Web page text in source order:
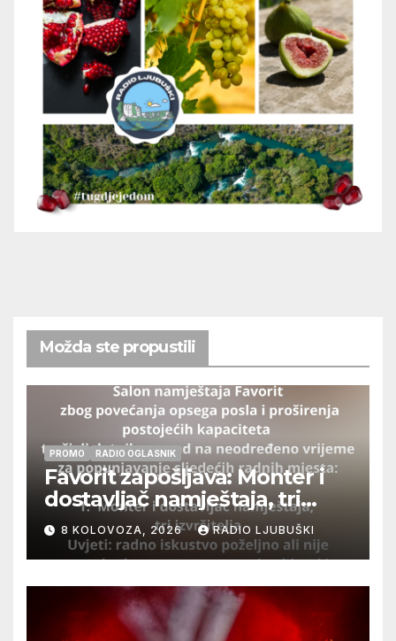
Možda ste propustili
PROMO RADIO OGLASNIK
Favorit zapošljava: Monter i
dostavljač namještaja, tri
izvršitelja
8 KOLOVOZA, 2026 RADIO LJUBUŠKI